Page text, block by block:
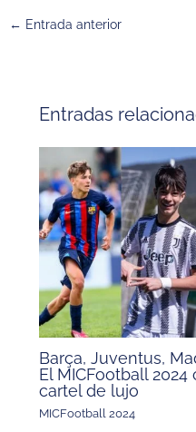
← Entrada anterior
Entradas
Barça, Juventus,
El MICFootball
cartel de lujo
MICFootball 2024